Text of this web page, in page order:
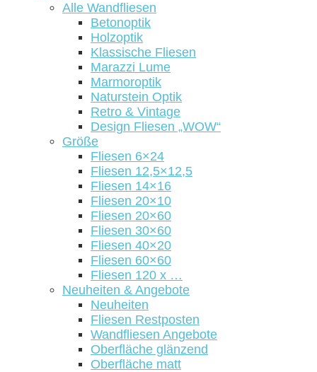
Alle Wandfliesen
Betonoptik
Holzoptik
Klassische Fliesen
Marazzi Lume
Marmoroptik
Naturstein Optik
Retro & Vintage
Design Fliesen „WOW“
Größe
Fliesen 6×24
Fliesen 12,5×12,5
Fliesen 14×16
Fliesen 20×10
Fliesen 20×60
Fliesen 30×60
Fliesen 40×20
Fliesen 60×60
Fliesen 120 x …
Neuheiten & Angebote
Neuheiten
Fliesen Restposten
Wandfliesen Angebote
Oberfläche glänzend
Oberfläche matt